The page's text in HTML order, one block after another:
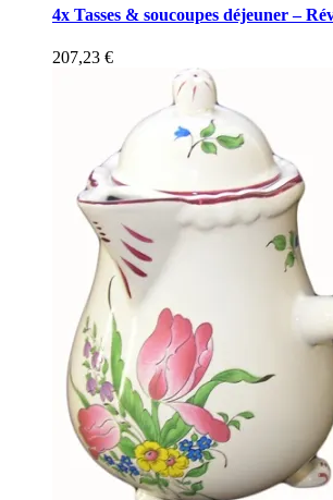
4x Tasses & soucoupes déjeuner –
207,23 €